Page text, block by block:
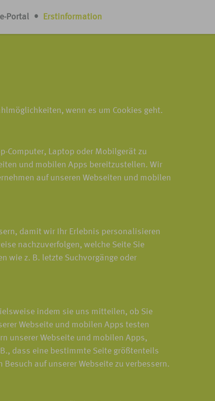
Portal • Erstinformation
wenn es um Cookies geht.
Computer, Laptop oder Mobilgerät zu
und mobilen Apps bereitzustellen. Wir
auf unseren Webseiten und mobilen
damit wir Ihr Erlebnis personalisieren
nachzuverfolgen, welche Seite Sie
wie z. B. letzte Suchvorgänge oder
indem sie uns mitteilen, ob Sie
Webseite und mobilen Apps testen
unserer Webseite und mobilen Apps,
dass eine bestimmte Seite größtenteils
auf unserer Webseite zu verbessern.